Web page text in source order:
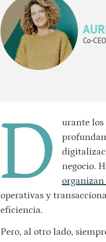
Co-
D
urante
negocio.
organizan
operativas y
eficiencia.
Pero, al otro lado,